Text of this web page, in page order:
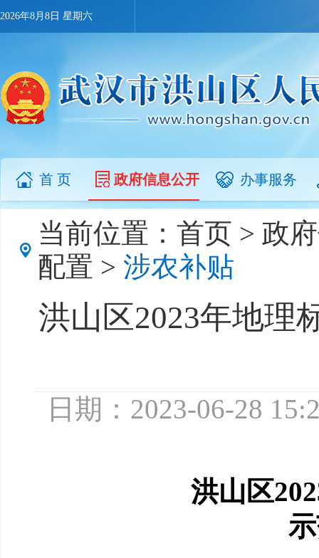
2026年8月8日 星期六
首 页 政府信息公开 办事服务
当前位置： 首页 > 政
配置 > 涉农补贴
洪山区2023年地理
日期：2023-06-28
洪山区2